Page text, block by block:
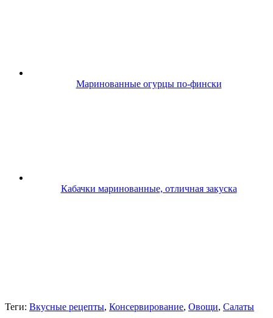
Маринованные огурцы по-фински
Кабачки маринованные, отличная закуска
Теги: Вкусные рецепты, Консервирование, Овощи, Салаты